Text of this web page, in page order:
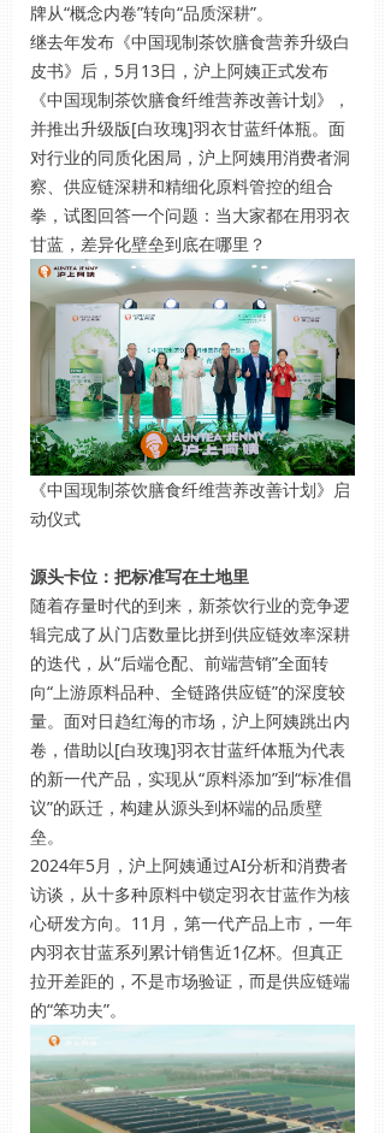
牌从“概念内卷”转向“品质深耕”。
继去年发布《中国现制茶饮膳食营养升级白
皮书》后，5月13日，沪上阿姨正式发布
《中国现制茶饮膳食纤维营养改善计划》，
并推出升级版[白玫瑰]羽衣甘蓝纤体瓶。面
对行业的同质化困局，沪上阿姨用消费者洞
察、供应链深耕和精细化原料管控的组合
拳，试图回答一个问题：当大家都在用羽衣
甘蓝，差异化壁垒到底在哪里？
《中国现制茶饮膳食纤维营养改善计划》启
动仪式
源头卡位：把标准写在土地里
随着存量时代的到来，新茶饮行业的竞争逻
辑完成了从门店数量比拼到供应链效率深耕
的迭代，从“后端仓配、前端营销”全面转
向“上游原料品种、全链路供应链”的深度较
量。面对日趋红海的市场，沪上阿姨跳出内
卷，借助以[白玫瑰]羽衣甘蓝纤体瓶为代表
的新一代产品，实现从“原料添加”到“标准倡
议”的跃迁，构建从源头到杯端的品质壁
垒。
2024年5月，沪上阿姨通过AI分析和消费者
访谈，从十多种原料中锁定羽衣甘蓝作为核
心研发方向。11月，第一代产品上市，一年
内羽衣甘蓝系列累计销售近1亿杯。但真正
拉开差距的，不是市场验证，而是供应链端
的“笨功夫”。